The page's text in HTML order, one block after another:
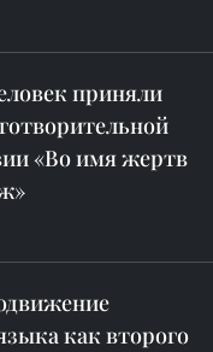
приняли
«Во имя жертв
как второго